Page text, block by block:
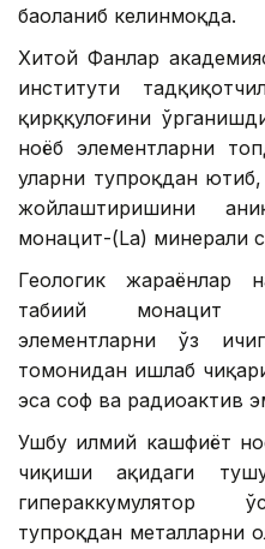
баҳоланиб келинмоқда.
Хитой Фанлар
институти
қирққулоғини
ноёб элементларни
уларни тупроқдан
жойлаштиришини
монацит-(La) минерали
Геологик жараёнлар
табиий монацит
элементларни ўз
томонидан ишлаб
эса соф ва радиоактив
Ушбу илмий кашфиёт
чиқиши ҳақидаги
гипераккумулятор
тупроқдан металларни